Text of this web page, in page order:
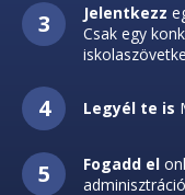
Jelentkezz
Csak egy
Legyél te is
Fogadd el